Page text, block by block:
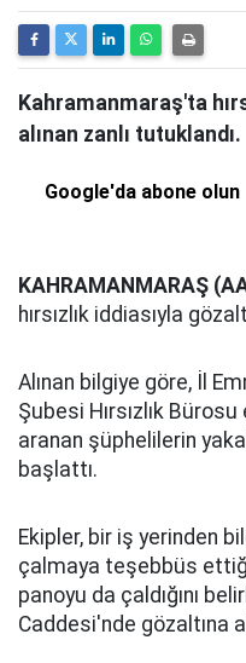
Kahramanmaraş'ta
alınan zanlı tutuklandı.
Google'da abone olun
KAHRAMANMARAŞ
hırsızlık iddiasıyla
Alınan bilgiye göre, İl
Şubesi Hırsızlık Bürosu
aranan şüphelilerin
başlattı.
Ekipler, bir iş yerinden
çalmaya teşebbüs
panoyu da çaldığını
Caddesi'nde gözaltına